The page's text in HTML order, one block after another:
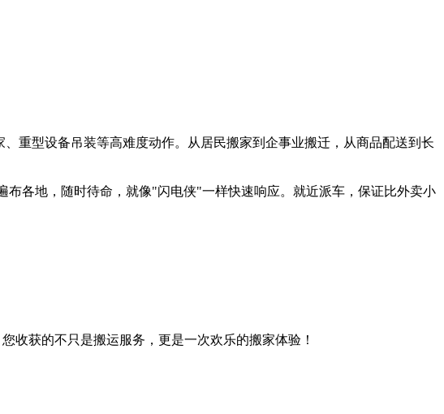
重型设备吊装等高难度动作。从居民搬家到企事业搬迁，从商品配送到长
各地，随时待命，就像"闪电侠"一样快速响应。就近派车，保证比外卖小
收获的不只是搬运服务，更是一次欢乐的搬家体验！